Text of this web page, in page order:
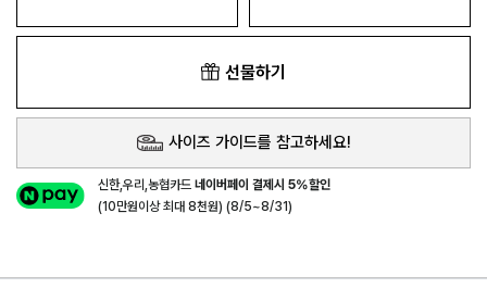
선물하기
사이즈 가이드를 참고하세요!
신한,우리,농협카드네이버페이 결제시 5%할인
(10만원이상 최대 8천원) (8/5~8/31)